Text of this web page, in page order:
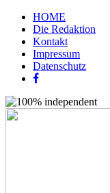
HOME
Die Redaktion
Kontakt
Impressum
Datenschutz